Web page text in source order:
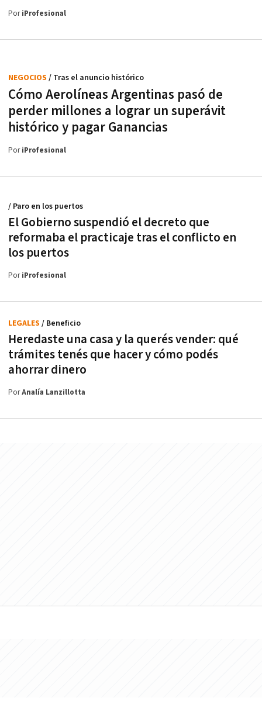
PoriProfesional
Cómo Aerolíneas Argentinas pasó de
perder millones a lograr un superávit
histórico y pagar Ganancias
NEGOCIOS / Tras el anuncio histórico
PoriProfesional
El Gobierno suspendió el decreto que
reformaba el practicaje tras el conflicto en
los puertos
/ Paro en los puertos
PoriProfesional
Heredaste una casa y la querés vender: qué
trámites tenés que hacer y cómo podés
ahorrar dinero
LEGALES / Beneficio
PorAnalía Lanzillotta